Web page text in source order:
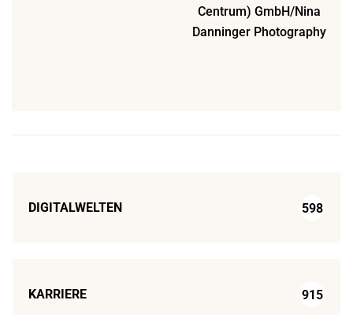
Centrum) GmbH/Nina
Danninger Photography
DIGITALWELTEN 598
KARRIERE 915